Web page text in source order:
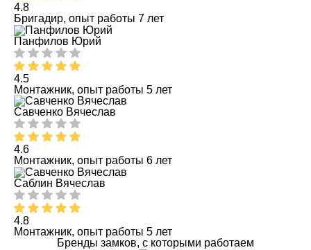
4.8
Бригадир, опыт работы 7 лет
Панфилов Юрий
4.5
Монтажник, опыт работы 5 лет
Савченко Вячеслав
4.6
Монтажник, опыт работы 6 лет
Саблин Вячеслав
4.8
Монтажник, опыт работы 5 лет
Бренды замков, с которыми работаем